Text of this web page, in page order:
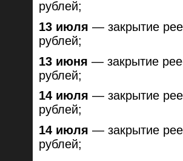
рублей;
13 июля — закрытие
рублей;
13 июня — закрытие
рублей;
14 июля — закрытие
рублей;
14 июля — закрытие
рублей;